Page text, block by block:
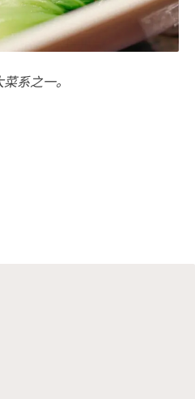
系之一。